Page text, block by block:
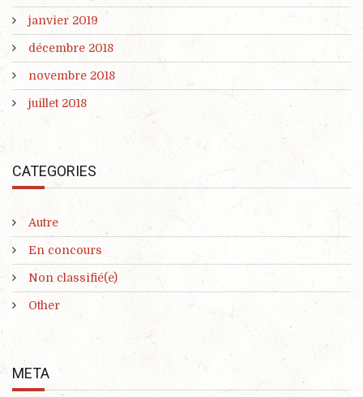
janvier 2019
décembre 2018
novembre 2018
juillet 2018
CATEGORIES
Autre
En concours
Non classifié(e)
Other
META